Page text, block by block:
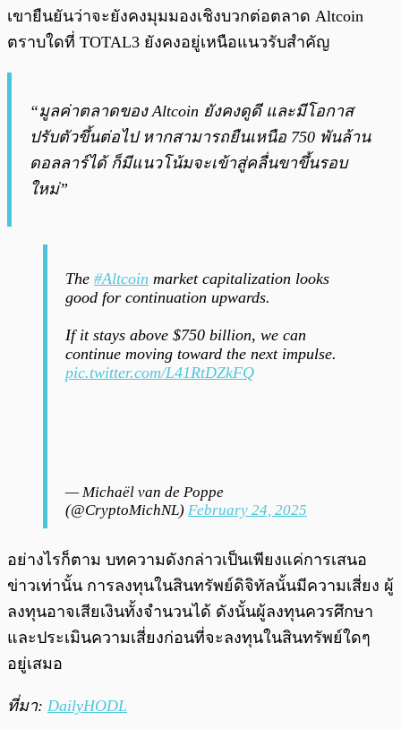
เขายืนยันว่าจะยังคงมุมมองเชิงบวกต่อตลาด Altcoin
ตราบใดที่ TOTAL3 ยังคงอยู่เหนือแนวรับสำคัญ
“มูลค่าตลาดของ Altcoin ยังคงดูดี และมีโอกาส
ปรับตัวขึ้นต่อไป หากสามารถยืนเหนือ 750 พันล้าน
ดอลลาร์ได้ ก็มีแนวโน้มจะเข้าสู่คลื่นขาขึ้นรอบ
ใหม่”
The #Altcoin market capitalization looks
good for continuation upwards.
If it stays above $750 billion, we can
continue moving toward the next impulse.
pic.twitter.com/L41RtDZkFQ
— Michaël van de Poppe
(@CryptoMichNL) February 24, 2025
อย่างไรก็ตาม บทความดังกล่าวเป็นเพียงแค่การเสนอ
ข่าวเท่านั้น การลงทุนในสินทรัพย์ดิจิทัลนั้นมีความเสี่ยง ผู้
ลงทุนอาจเสียเงินทั้งจำนวนได้ ดังนั้นผู้ลงทุนควรศึกษา
และประเมินความเสี่ยงก่อนที่จะลงทุนในสินทรัพย์ใดๆ
อยู่เสมอ
ที่มา: DailyHODL